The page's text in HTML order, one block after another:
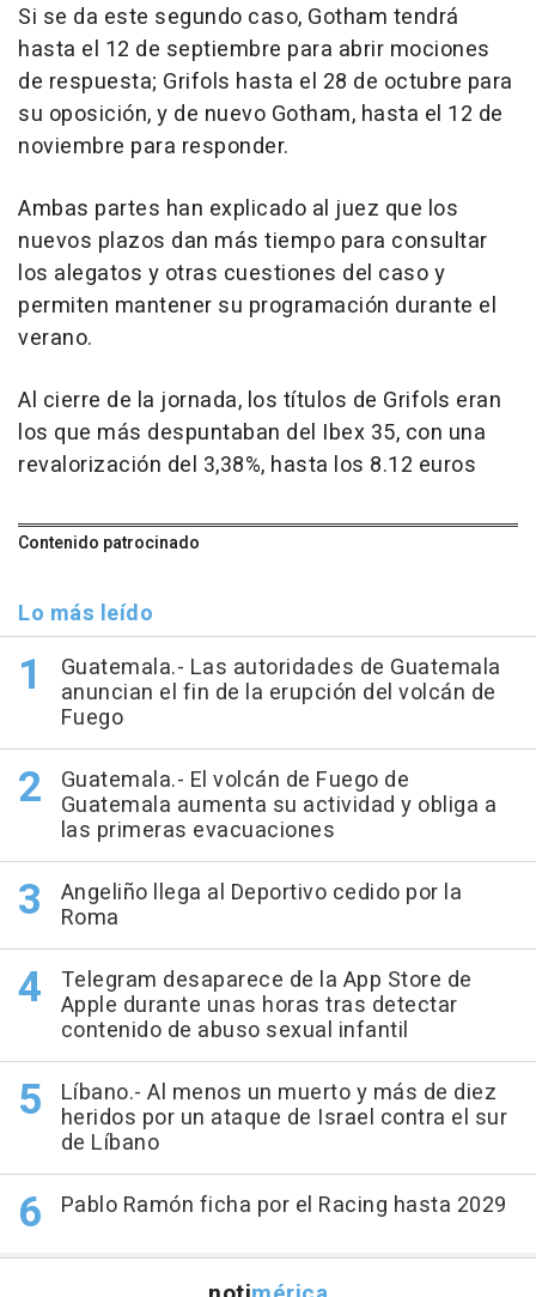
Si se da este segundo caso, Gotham tendrá
hasta el 12 de septiembre para abrir mociones
de respuesta; Grifols hasta el 28 de octubre para
su oposición, y de nuevo Gotham, hasta el 12 de
noviembre para responder.
Ambas partes han explicado al juez que los
nuevos plazos dan más tiempo para consultar
los alegatos y otras cuestiones del caso y
permiten mantener su programación durante el
verano.
Al cierre de la jornada, los títulos de Grifols eran
los que más despuntaban del Ibex 35, con una
revalorización del 3,38%, hasta los 8.12 euros
Contenido patrocinado
Lo más leído
Guatemala.- Las autoridades de Guatemala
anuncian el fin de la erupción del volcán de
Fuego
Guatemala.- El volcán de Fuego de
Guatemala aumenta su actividad y obliga a
las primeras evacuaciones
Angeliño llega al Deportivo cedido por la
Roma
Telegram desaparece de la App Store de
Apple durante unas horas tras detectar
contenido de abuso sexual infantil
Líbano.- Al menos un muerto y más de diez
heridos por un ataque de Israel contra el sur
de Líbano
Pablo Ramón ficha por el Racing hasta 2029